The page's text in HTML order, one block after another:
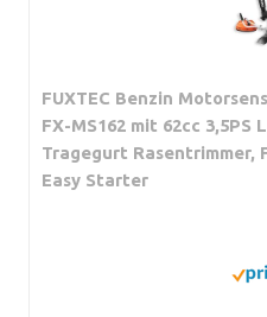
FUXTEC Benzin
FX-MS162 mit 62cc
Tragegurt Rasentrimmer,
Easy Starter